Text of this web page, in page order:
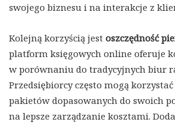
swojego biznesu i na interakcje z
Kolejną korzyścią jest oszczędność
platform księgowych online oferuje
w porównaniu do tradycyjnych biur
Przedsiębiorcy często mogą
pakietów dopasowanych do swoich
na lepsze zarządzanie kosztami.